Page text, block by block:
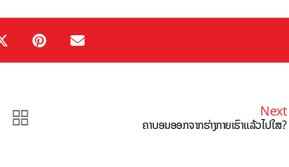
Next
ຄາບອນອອກຈາກຮ່າງກາຍເຮົາແລ້ວໄປໃສ?